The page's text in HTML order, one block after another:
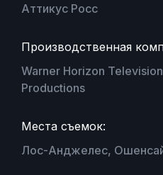
Аттикус Росс
Производственная
Warner Horizon
Productions
Места съемок:
Лос-Анджелес,